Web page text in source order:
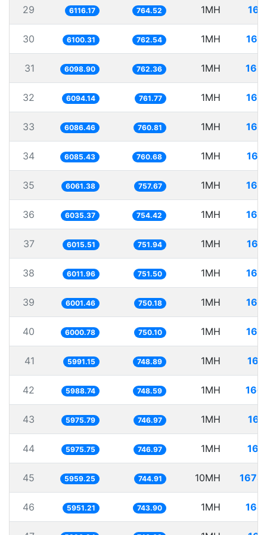
29 6116.17 764.52 1MH
30 6100.31 762.54 1MH
31 6098.90 762.36 1MH
32 6094.14 761.77 1MH
33 6086.46 760.81 1MH
34 6085.43 760.68 1MH
35 6061.38 757.67 1MH
36 6035.37 754.42 1MH
37 6015.51 751.94 1MH
38 6011.96 751.50 1MH
39 6001.46 750.18 1MH
40 6000.78 750.10 1MH
41 5991.15 748.89 1MH
42 5988.74 748.59 1MH
43 5975.79 746.97 1MH
44 5975.75 746.97 1MH
45 5959.25 744.91 10MH
46 5951.21 743.90 1MH